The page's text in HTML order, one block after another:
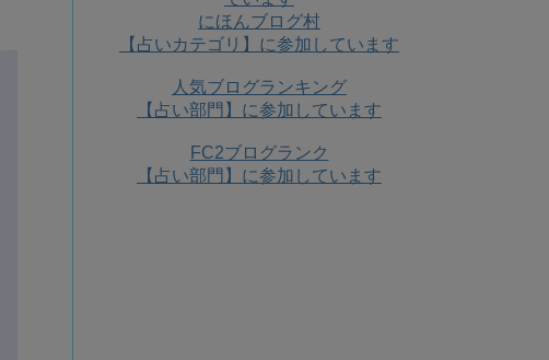
にほんブログ村
【占いカテゴリ】に参加しています
人気ブログランキング
【占い部門】に参加しています
FC2ブログランク
【占い部門】に参加しています